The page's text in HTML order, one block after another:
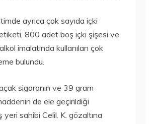
ayrıca çok sayıda içki
800 adet boş içki şişesi ve
imalatında kullanılan çok
bulundu.
sigaranın ve 39 gram
de ele geçirildiği
yeri sahibi Celil. K. gözaltına